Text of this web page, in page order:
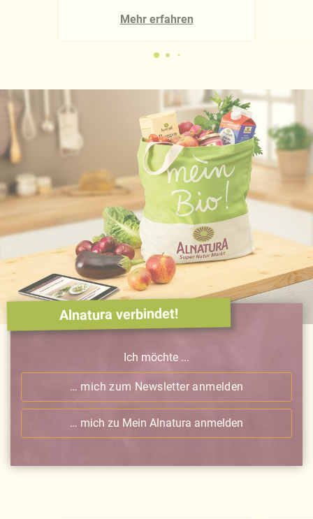
Mehr erfahren
Alnatura verbindet!
Ich möchte ...
… mich zum Newsletter anmelden
… mich zu Mein Alnatura anmelden